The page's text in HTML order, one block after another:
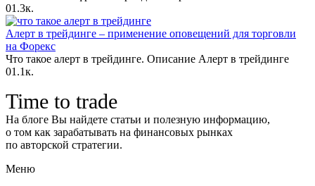
01.3к.
Алерт в трейдинге – применение оповещений для торговли
на Форекс
Что такое алерт в трейдинге. Описание Алерт в трейдинге
01.1к.
Time to trade
На блоге Вы найдете статьи и полезную информацию,
о том как зарабатывать на финансовых рынках
по авторской стратегии.
Меню